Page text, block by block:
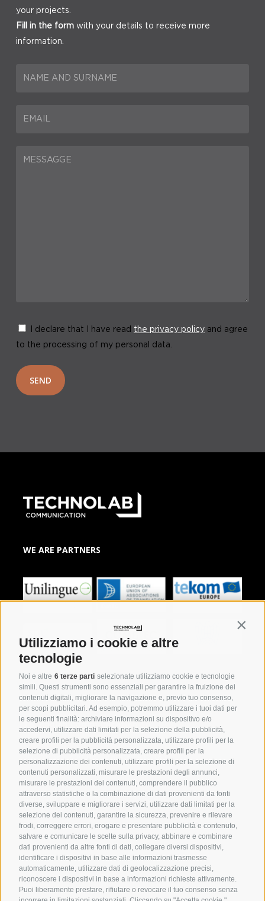
Utilizziamo i cookie e altre
tecnologie
Noi e altre 6 terze parti selezionate utilizziamo cookie e tecnologie
simili. Questi strumenti sono essenziali per garantire la fruizione dei
contenuti digitali, migliorare la navigazione e, previo tuo consenso,
per scopi pubblicitari. Ad esempio, potremmo utilizzare i tuoi dati per
le seguenti finalità: archiviare informazioni su dispositivo e/o
accedervi, utilizzare dati limitati per la selezione della pubblicità,
creare profili per la pubblicità personalizzata, utilizzare profili per la
selezione di pubblicità personalizzata, creare profili per la
personalizzazione dei contenuti, utilizzare profili per la selezione di
contenuti personalizzati, misurare le prestazioni degli annunci,
misurare le prestazioni dei contenuti, comprendere il pubblico
attraverso statistiche o la combinazione di dati provenienti da fonti
diverse, sviluppare e migliorare i servizi, utilizzare dati limitati per la
selezione dei contenuti, garantire la sicurezza, prevenire e rilevare
frodi, correggere errori, erogare e presentare pubblicità e contenuto,
salvare e comunicare le scelte sulla privacy, abbinare e combinare
dati provenienti da altre fonti di dati, collegare diversi dispositivi,
identificare i dispositivi in base alle informazioni trasmesse
automaticamente, utilizzare dati di geolocalizzazione precisi,
riconoscere i dispositivi in base a informazioni richieste attivamente.
Puoi liberamente prestare, rifiutare o revocare il tuo consenso senza
your projects.
Fill in the formwith your details to receive more
information.
I declare that I have read the privacy policyand agree
to the processing of my personal data.
WE ARE PARTNERS
Technolab Communication Srl
Viale Pecori Giraldi 20/B,
36061 Bassano del Grappa (VI) Italy
P.IVA: 023630980243 – REA n: 225438
Reg. Imprese di Vicenza: 02360980243
Capitale Sociale €30.000 i.v.
Choose
a
language